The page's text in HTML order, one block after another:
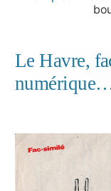
Le Havre,